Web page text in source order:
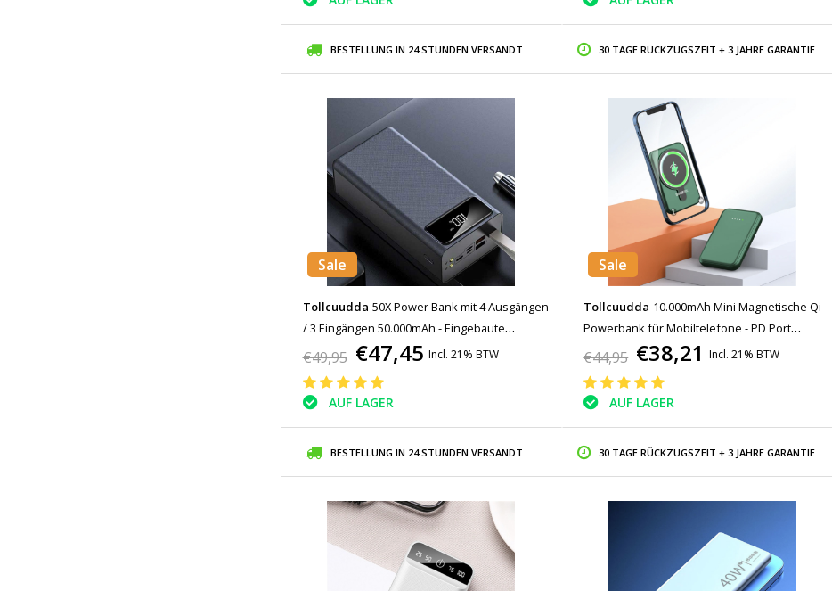
BESTELLUNG IN 24 STUNDEN VERSANDT 30 TAGE RÜCKZUGSZEIT + 3 JAHRE GARANTIE
Sale
Tollcuudda 50X Power Bank mit 4 Ausgängen
/ 3 Eingängen 50.000mAh - Eingebaute
Taschenlampe - Externes Notfall-Akku
€49,95 €47,45 Incl. 21% BTW
AUF LAGER
Sale
Tollcuudda 10.000mAh Mini Magnetische Qi
Powerbank für Mobiltelefone - PD Port
Wireless Notfallbatterie Batterie Batterie Grün
€44,95 €38,21 Incl. 21% BTW
AUF LAGER
BESTELLUNG IN 24 STUNDEN VERSANDT 30 TAGE RÜCKZUGSZEIT + 3 JAHRE GARANTIE